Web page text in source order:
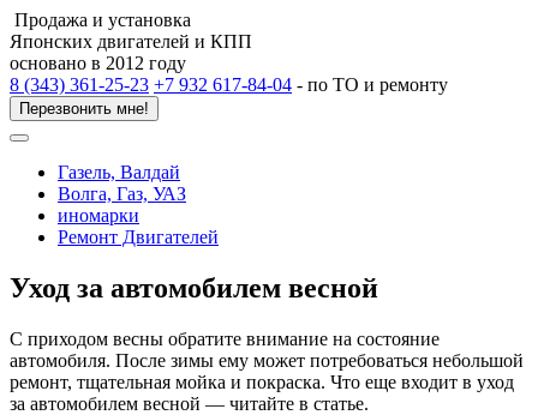
Продажа и установка
Японских двигателей и КПП
основано в 2012 году
8 (343) 361-25-23 +7 932 617-84-04 - по ТО и ремонту
Перезвонить мне!
Газель, Валдай
Волга, Газ, УАЗ
иномарки
Ремонт Двигателей
Уход за автомобилем весной
С приходом весны обратите внимание на состояние
автомобиля. После зимы ему может потребоваться небольшой
ремонт, тщательная мойка и покраска. Что еще входит в уход
за автомобилем весной — читайте в статье.